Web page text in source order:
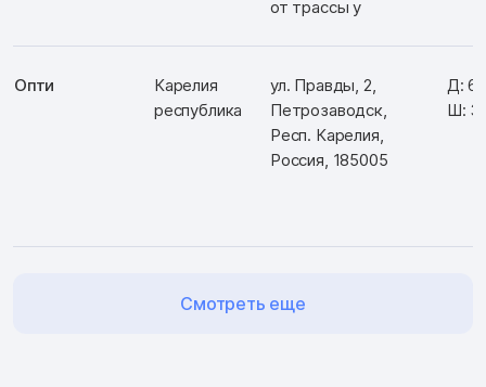
от трассы у
Опти
Карелия
республика
ул. Правды, 2,
Петрозаводск,
Респ. Карелия,
Россия, 185005
Д:
Ш:
Смотреть еще